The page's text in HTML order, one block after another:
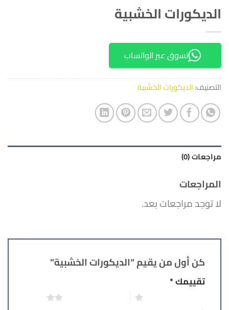
الديكورات الخشبية
تسوق عبر الواتساب
التصنيف:الديكورات الخشبية
مراجعات (0)
المراجعات
لا توجد مراجعات بعد.
كن أول من يقيم “الديكورات الخشبية”
تقييمك*